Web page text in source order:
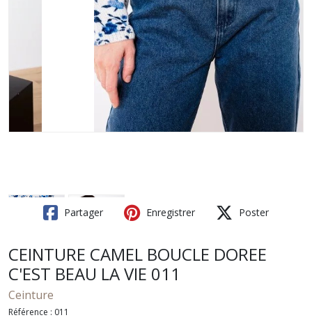
Partager Enregistrer Poster
CEINTURE CAMEL BOUCLE DOREE
C'EST BEAU LA VIE 011
Ceinture
Référence : 011